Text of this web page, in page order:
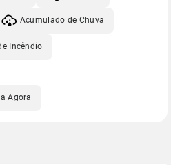
Acumulado de Chuva
Incêndio
Agora